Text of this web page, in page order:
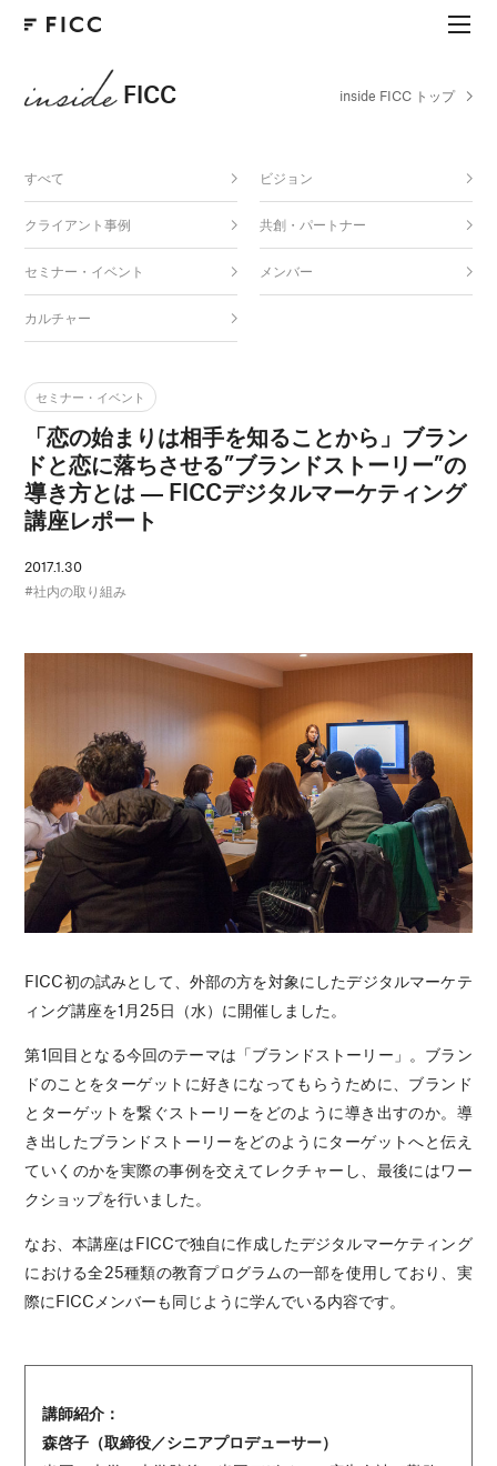
FICC inside FICC トップ
すべて ビジョン
クライアント事例 共創・パートナー
セミナー・イベント メンバー
カルチャー
セミナー・イベント
「恋の始まりは相手を知ることから」ブラン
ドと恋に落ちさせる”ブランドストーリー”の
導き方とは ― FICCデジタルマーケティング
講座レポート
2017.1.30
社内の取り組み
FICC初の試みとして、外部の方を対象にしたデジタルマーケテ
ィング講座を1月25日（水）に開催しました。
第1回目となる今回のテーマは「ブランドストーリー」。ブラン
ドのことをターゲットに好きになってもらうために、ブランド
とターゲットを繋ぐストーリーをどのように導き出すのか。導
き出したブランドストーリーをどのようにターゲットへと伝え
ていくのかを実際の事例を交えてレクチャーし、最後にはワー
クショップを行いました。
なお、本講座はFICCで独自に作成したデジタルマーケティング
における全25種類の教育プログラムの一部を使用しており、実
際にFICCメンバーも同じように学んでいる内容です。
講師紹介：
森啓子（取締役／シニアプロデューサー）